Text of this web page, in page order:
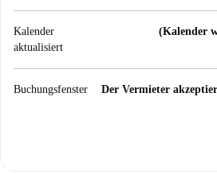
Kalender
aktualisiert
(Kalender
Buchungsfenster
Der Vermieter